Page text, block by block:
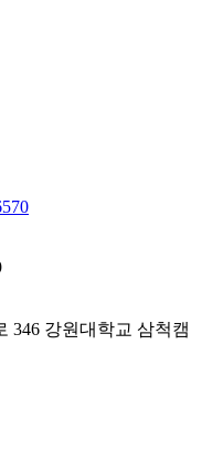
346 강원대학교 삼척캠